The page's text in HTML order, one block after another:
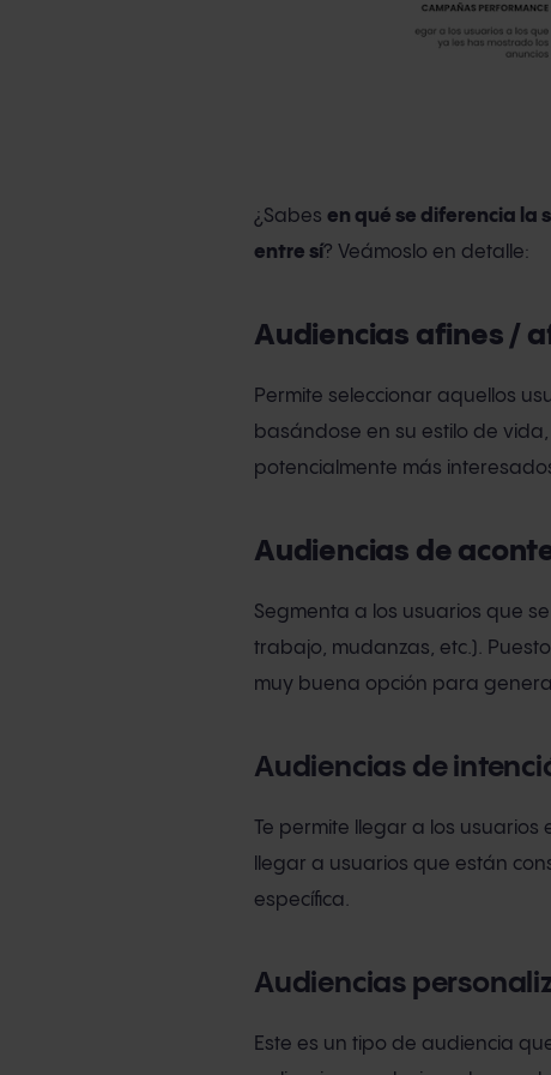
¿Sabes en qué se diferencia la
entre sí? Veámoslo en detalle:
Audiencias afines /
Permite seleccionar aquellos
basándose en su estilo de
potencialmente más
Audiencias de
Segmenta a los usuarios que
trabajo, mudanzas, etc.).
muy buena opción para
Audiencias de
Te permite llegar a los usuarios
llegar a usuarios que están
específica.
Audiencias
Este es un tipo de audiencia